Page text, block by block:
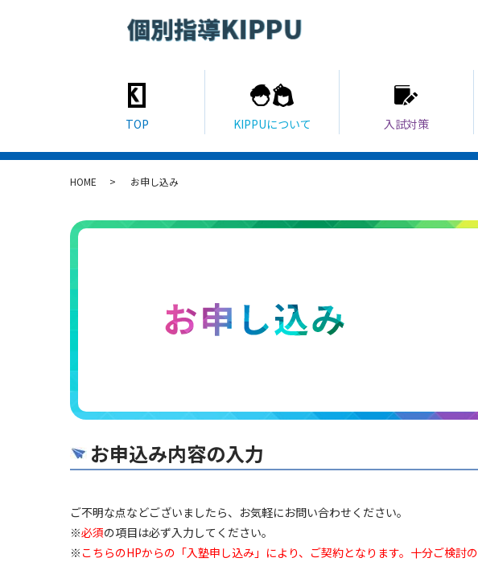
HOME お申し込み
お申込み内容の入力
ご不明な点などございましたら、お気軽にお問い合わせください。
※必須の項目は必ず入力してください。
※ こちらのHPからの「入塾申し込み」により、ご契約となります。十分ご検討